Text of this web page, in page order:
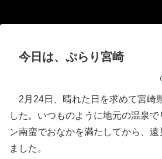
今日は、ぷらり宮崎
2月24日、晴れた日を求めて宮崎
した。いつものように地元の温泉
ン南蛮でおなかを満たしてから、
ました。